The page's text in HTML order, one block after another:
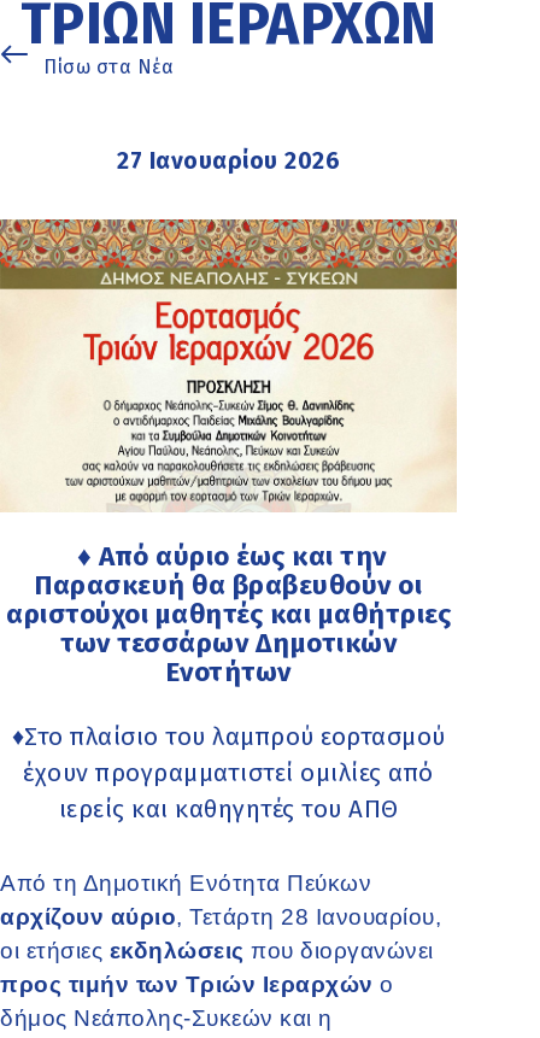
ΤΡΙΏΝ ΙΕΡΑΡΧΏΝ
Πίσω στα Νέα
27 Ιανουαρίου 2026
♦ Aπό αύριο έως και την
Παρασκευή θα βραβευθούν οι
αριστούχοι μαθητές και μαθήτριες
των τεσσάρων Δημοτικών
Ενοτήτων
♦Στο πλαίσιο του λαμπρού εορτασμού
έχουν προγραμματιστεί ομιλίες από
ιερείς και καθηγητές του ΑΠΘ
Από τη Δημοτική Ενότητα Πεύκων
αρχίζουν αύριο, Τετάρτη 28 Ιανουαρίου,
οι ετήσιες εκδηλώσεις που διοργανώνει
προς τιμήν των Τριών Ιεραρχών ο
δήμος Νεάπολης-Συκεών και η